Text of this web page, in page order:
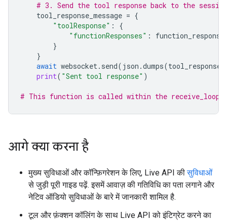
# 3. Send the tool response back to the session
tool_response_message = {
"toolResponse" :
{
"functionResponses" :
}
}
await websocket. send( json .dumps(
print( "Sent tool response" )
# This function is called within the receive_loop
आगे क्या करना है
मुख्य सुविधाओं और कॉन्फ़िगरेशन के लिए, Live API कीसुविधाओं
से जुड़ी पूरी गाइड पढ़ें. इसमें आवाज़ की गतिविधि का पता लगाने और
नेटिव ऑडियो सुविधाओं के बारे में जानकारी शामिल है.
टूल और फ़ंक्शन कॉलिंग के साथ Live API को इंटिग्रेट करने का